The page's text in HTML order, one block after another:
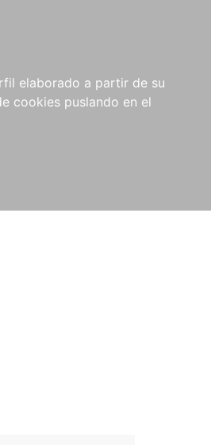
elaborado a partir de su
cookies puslando en el